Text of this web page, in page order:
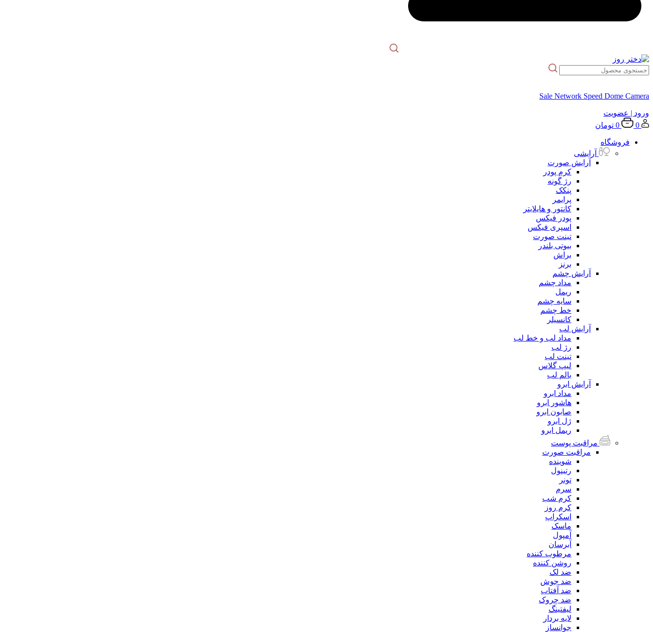
Sale Network Speed Dome Camera
ورود | عضویت
0
0 تومان
فروشگاه
آرایشی
آرایش صورت
کرم پودر
رژ گونه
پنکک
پرایمر
کانتور و هایلایتر
پودر فیکس
اسپری فیکس
تینت صورت
بیوتی بلندر
براش
برنز
آرایش چشم
مداد چشم
ریمل
سایه چشم
خط چشم
کانسیلر
آرایش لب
مداد لب و خط لب
رژ لب
تینت لب
لیپ گلاس
بالم لب
آرایش ابرو
مداد ابرو
هاشور ابرو
صابون ابرو
ژل ابرو
ریمل ابرو
مراقبت پوست
مراقبت صورت
شوینده
رتینول
تونر
سرم
کرم شب
کرم روز
اسکراپ
ماسک
آمپول
آبرسان
مرطوب کننده
روشن کننده
ضد لک
ضد جوش
ضد آفتاب
ضد چروک
لیفتینگ
لایه بردار
جوانساز